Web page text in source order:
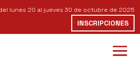
lunes 20 al jueves 30 de octubre de 2025
INSCRIPCIONES